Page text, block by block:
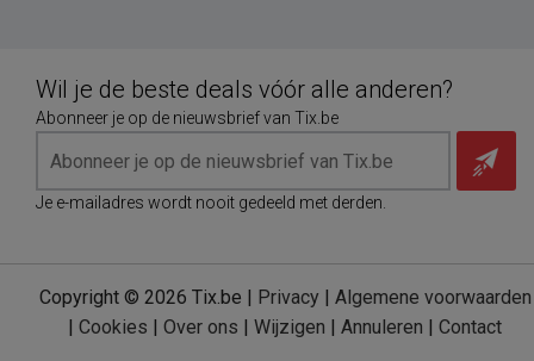
Wil je de beste deals vóór alle anderen?
Abonneer je op de nieuwsbrief van Tix.be
Je e-mailadres wordt nooit gedeeld met derden.
Copyright © 2026 Tix.be | Privacy | Algemene voorwaarden
| Cookies | Over ons | Wijzigen | Annuleren | Contact